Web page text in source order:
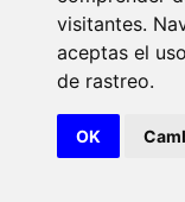
visitantes.
aceptas el
de rastreo.
OK